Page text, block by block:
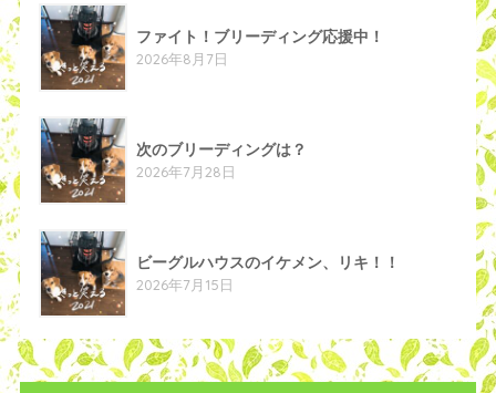
ファイト！ブリーディング応援中！
2026年8月7日
次のブリーディングは？
2026年7月28日
ビーグルハウスのイケメン、リキ！！
2026年7月15日